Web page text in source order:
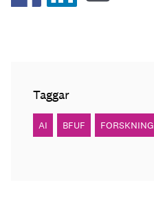
Taggar
AI BFUF FORSKNING